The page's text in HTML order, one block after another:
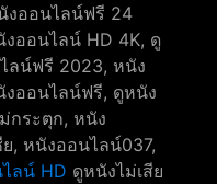
งออนไลน์ฟรี 24
ออนไลน์ HD 4K, ดู
ลน์ฟรี 2023, หนัง
ออนไลน์ฟรี, ดูหนัง
กระตุก, หนัง
, หนังออนไลน์037,
ลน์ HD ดูหนังไม่เสีย